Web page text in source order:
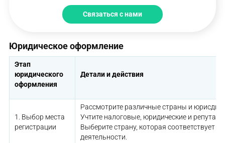
Связаться с нами
Юридическое оформление
Этап
юридического
оформления
Детали и действия
1. Выбор места
регистрации
Рассмотрите различные страны и
Учтите налоговые, юридические и
Выберите страну, которая соответствует
деятельности.